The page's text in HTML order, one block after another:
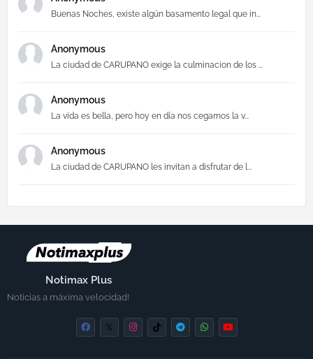
Buenas Noches, existe algún basamento legal que in...
Anonymous
La ciudad de CARUPANO exige la culminacion de los ...
Anonymous
La vida es bella, pero hoy en día nos cegamos la v...
Anonymous
La ciudad de CARUPANO les invitan a disfrutar de l...
Notimax Plus
Noticias a máxima velocidad!